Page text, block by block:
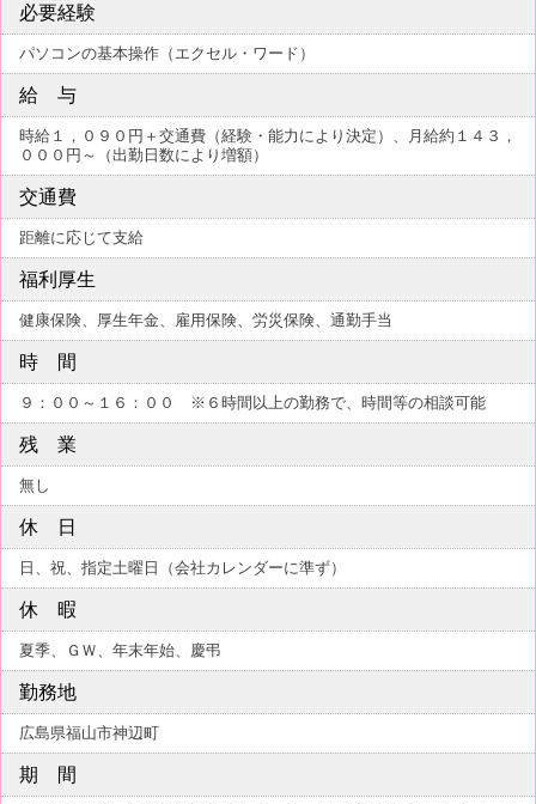
必要経験
パソコンの基本操作（エクセル・ワード）
給 与
時給１，０９０円＋交通費（経験・能力により決定）、月給約１４３，
０００円～（出勤日数により増額）
交通費
距離に応じて支給
福利厚生
健康保険、厚生年金、雇用保険、労災保険、通勤手当
時 間
９：００～１６：００ ※６時間以上の勤務で、時間等の相談可能
残 業
無し
休 日
日、祝、指定土曜日（会社カレンダーに準ず）
休 暇
夏季、ＧＷ、年末年始、慶弔
勤務地
広島県福山市神辺町
期 間